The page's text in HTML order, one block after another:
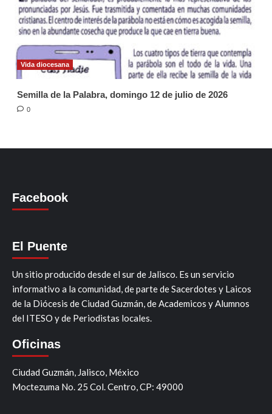
Vida diocesana
Semilla de la Palabra, domingo 12 de julio de 2026
0
Facebook
El Puente
Un sitio producido desde el sur de Jalisco. Es un servicio
informativo a la comunidad, de parte de Sacerdotes y Laicos
de la Diócesis de Ciudad Guzmán, de Academicos y Alumnos
del ITESO y de Periodistas locales.
Oficinas
Ciudad Guzmán, Jalisco, México
Moctezuma No. 25 Col. Centro, CP: 49000